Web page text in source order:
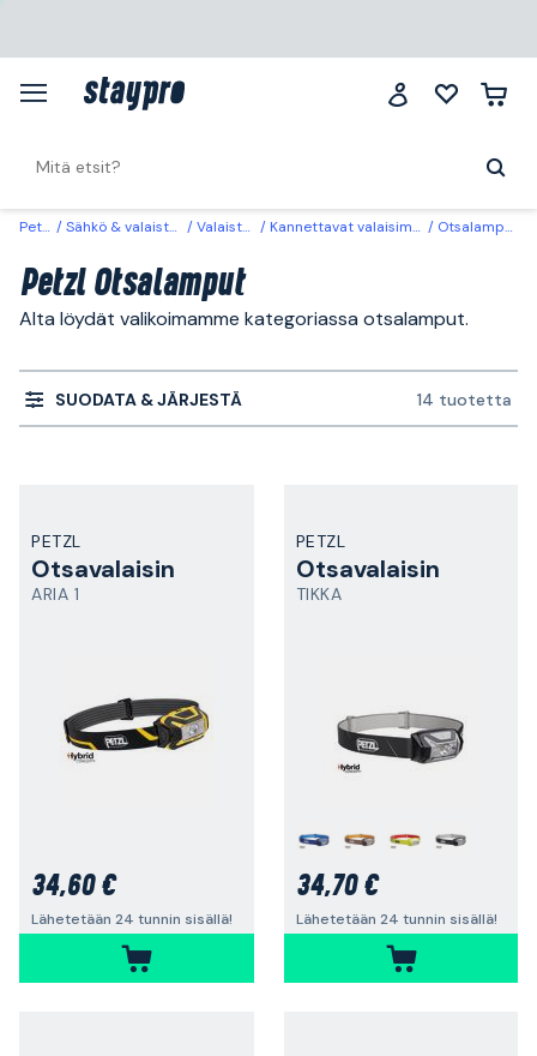
Petzl Sähkö & valaistus Valaistus Kannettavat valaisimet Otsalamput
Petzl Otsalamput
Alta löydät valikoimamme kategoriassa otsalamput.
SUODATA & JÄRJESTÄ 14 tuotetta
PETZL
Otsavalaisin
ARIA 1
34,60 €
Lähetetään 24 tunnin sisällä!
PETZL
Otsavalaisin
TIKKA
34,70 €
Lähetetään 24 tunnin sisällä!